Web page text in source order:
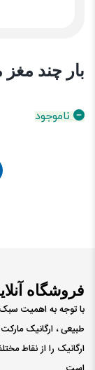
بار چند
ناموجود
فروشگاه
با توجه به اهمیت
طبیعی ، ارگانیک
ارگانیک را از نقاط